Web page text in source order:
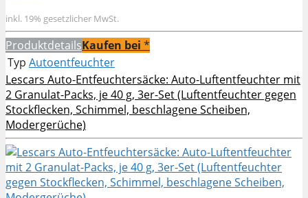
inkl. 19% gesetzlicher MwSt.
ProduktdetailsKaufen bei *
Typ Autoentfeuchter
Lescars Auto-Entfeuchtersäcke: Auto-Luftentfeuchter mit
2 Granulat-Packs, je 40 g, 3er-Set (Luftentfeuchter gegen
Stockflecken, Schimmel, beschlagene Scheiben,
Modergerüche)